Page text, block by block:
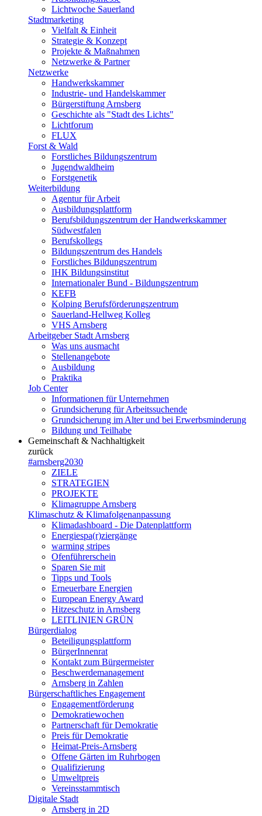
Lichtwoche Sauerland
Stadtmarketing
Vielfalt & Einheit
Strategie & Konzept
Projekte & Maßnahmen
Netzwerke & Partner
Netzwerke
Handwerkskammer
Industrie- und Handelskammer
Bürgerstiftung Arnsberg
Geschichte als "Stadt des Lichts"
Lichtforum
FLUX
Forst & Wald
Forstliches Bildungszentrum
Jugendwaldheim
Forstgenetik
Weiterbildung
Agentur für Arbeit
Ausbildungsplattform
Berufsbildungszentrum der Handwerkskammer
Südwestfalen
Berufskollegs
Bildungszentrum des Handels
Forstliches Bildungszentrum
IHK Bildungsinstitut
Internationaler Bund - Bildungszentrum
KEFB
Kolping Berufsförderungszentrum
Sauerland-Hellweg Kolleg
VHS Arnsberg
Arbeitgeber Stadt Arnsberg
Was uns ausmacht
Stellenangebote
Ausbildung
Praktika
Job Center
Informationen für Unternehmen
Grundsicherung für Arbeitssuchende
Grundsicherung im Alter und bei Erwerbsminderung
Bildung und Teilhabe
Gemeinschaft & Nachhaltigkeit
zurück
#arnsberg2030
ZIELE
STRATEGIEN
PROJEKTE
Klimagruppe Arnsberg
Klimaschutz & Klimafolgenanpassung
Klimadashboard - Die Datenplattform
Energiespa(r)ziergänge
warming stripes
Ofenführerschein
Sparen Sie mit
Tipps und Tools
Erneuerbare Energien
European Energy Award
Hitzeschutz in Arnsberg
LEITLINIEN GRÜN
Bürgerdialog
Beteiligungsplattform
BürgerInnenrat
Kontakt zum Bürgermeister
Beschwerdemanagement
Arnsberg in Zahlen
Bürgerschaftliches Engagement
Engagementförderung
Demokratiewochen
Partnerschaft für Demokratie
Preis für Demokratie
Heimat-Preis-Arnsberg
Offene Gärten im Ruhrbogen
Qualifizierung
Umweltpreis
Vereinsstammtisch
Digitale Stadt
Arnsberg in 2D